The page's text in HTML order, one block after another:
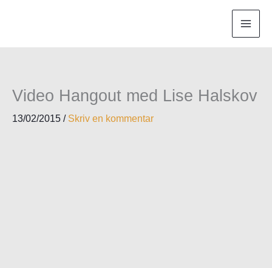
Video Hangout med Lise Halskov
13/02/2015 / Skriv en kommentar